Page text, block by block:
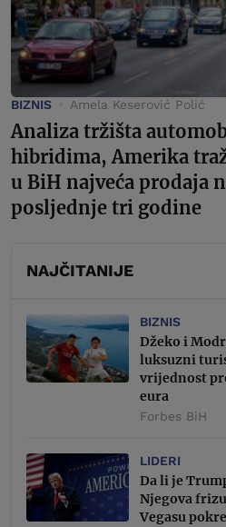
BIZNIS Amela Keserović Polić
Analiza tržišta
hibridima, Amerika
u BiH najveća prodaja
posljednje tri godine
NAJČITANIJE
BIZNIS
Džeko i
luksuzni
vrijednost
eura
Forbes BiH
LIDERI
Da li je
Njegova
Vegasu